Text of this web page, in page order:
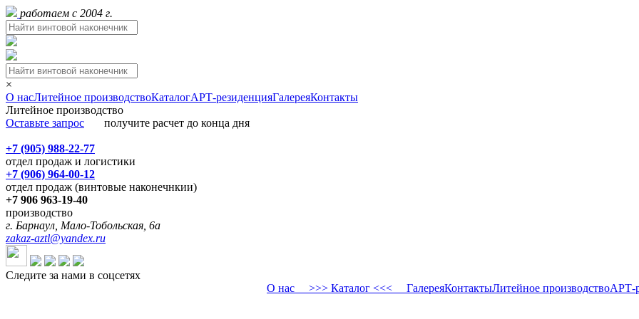
работаем с 2004 г.
×
О насЛитейное производствоКаталогАРТ-резиденцияГалереяКонтакты
Литейное производство
Оставьте запрос получите расчет до конца дня
+7 (905) 988-22-77
отдел продаж и логистики
+7 (906) 964-00-12
отдел продаж (винтовые наконечнкии)
+7 906 963-19-40
производство
г. Барнаул, Мало-Тобольская, 6а
zakaz-aztl@yandex.ru
Следите за нами в соцсетях
О нас >>> Каталог <<< ГалереяКонтактыЛитейное производствоАРТ-